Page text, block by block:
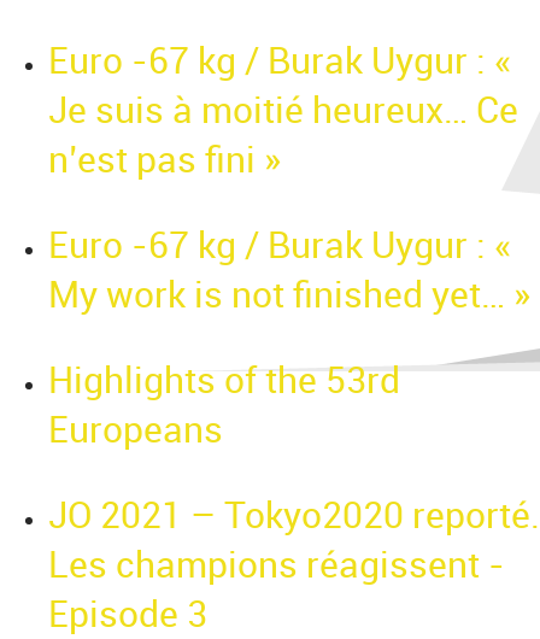
Euro -67 kg / Burak Uygur : «
Je suis à moitié heureux… Ce
n’est pas fini »
Euro -67 kg / Burak Uygur : «
My work is not finished yet… »
Highlights of the 53rd
Europeans
JO 2021 – Tokyo2020 reporté.
Les champions réagissent -
Episode 3